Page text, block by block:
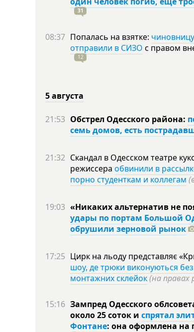
31
08:37 Попалась на взятке:
отправили в СИЗО с правом
12
5 августа
21:53 Обстрел Одесского района:
семь домов, есть
21:32 Скандал в Одесском театре
режиссера обвинили в
порно студенткам и коллегам
19:03 «Никаких альтернатив не
удары по портам Большой
обрушили зерновой рынок
17:25 Цирк на льоду представляє
шоу, де трюки виконуються без
монтажних склейок(на правах
15:16 Зампред Одесского
около 25 соток и спрятал
Фонтане: она оформлена на